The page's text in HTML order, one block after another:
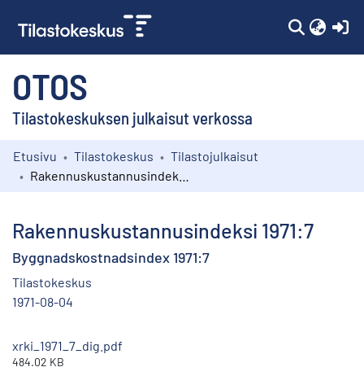
OTOS
Tilastokeskuksen julkaisut verkossa
Kokoelmat
Etusivu Tilastokeskus
Tilastojulkaisut
Rakennuskustannusindeksi 1971:7
Byggnadskostnadsindex 1971:7
Tilastokeskus
1971-08-04
xrki_1971_7_dig.pdf
484.02 KB